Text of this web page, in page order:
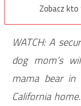
Zobacz kto
WATCH: A
dog mom’s
mama bear
California